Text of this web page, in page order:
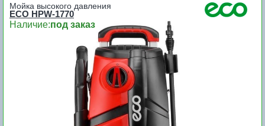
Мойка высокого давления
ECO HPW-1770
Наличие:под заказ